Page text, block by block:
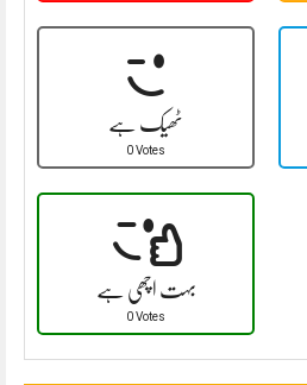
ٹھیک ہے
0 Votes
بہت اچھی ہے
0 Votes